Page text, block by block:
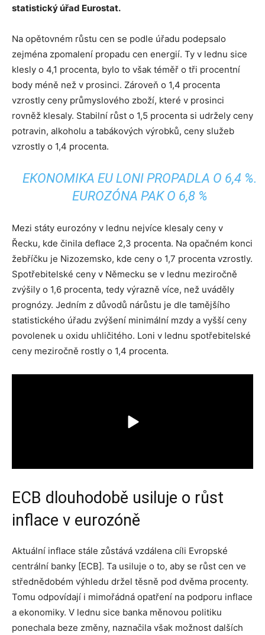
statistický úřad Eurostat.
Na opětovném růstu cen se podle úřadu podepsalo
zejména zpomalení propadu cen energií. Ty v lednu sice
klesly o 4,1 procenta, bylo to však téměř o tři procentní
body méně než v prosinci. Zároveň o 1,4 procenta
vzrostly ceny průmyslového zboží, které v prosinci
rovněž klesaly. Stabilní růst o 1,5 procenta si udržely ceny
potravin, alkoholu a tabákových výrobků, ceny služeb
vzrostly o 1,4 procenta.
EKONOMIKA EU LONI PROPADLA O 6,4 %.
EUROZÓNA PAK O 6,8 %
Mezi státy eurozóny v lednu nejvíce klesaly ceny v
Řecku, kde činila deflace 2,3 procenta. Na opačném konci
žebříčku je Nizozemsko, kde ceny o 1,7 procenta vzrostly.
Spotřebitelské ceny v Německu se v lednu meziročně
zvýšily o 1,6 procenta, tedy výrazně více, než uváděly
prognózy. Jedním z důvodů nárůstu je dle tamějšího
statistického úřadu zvýšení minimální mzdy a vyšší ceny
povolenek u oxidu uhličitého. Loni v lednu spotřebitelské
ceny meziročně rostly o 1,4 procenta.
ECB dlouhodobě usiluje o růst
inflace v eurozóně
Aktuální inflace stále zůstává vzdálena cíli Evropské
centrální banky [ECB]. Ta usiluje o to, aby se růst cen ve
střednědobém výhledu držel těsně pod dvěma procenty.
Tomu odpovídají i mimořádná opatření na podporu inflace
a ekonomiky. V lednu sice banka měnovou politiku
ponechala beze změny, naznačila však možnost dalších